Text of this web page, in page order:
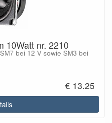
10Watt nr. 2210
bei 12 V sowie SM3 bei
€ 13.25